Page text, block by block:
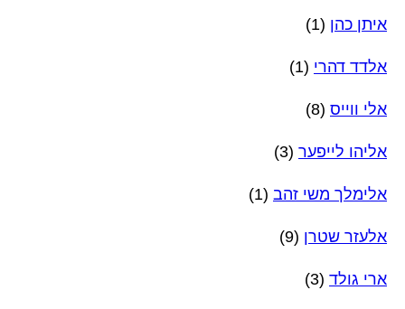
איתן כהן (1)
אלדד דהרי (1)
אלי ווייס (8)
אליהו לייפער (3)
אלימלך משי זהב (1)
אלעזר שטרן (9)
ארי גולד (3)